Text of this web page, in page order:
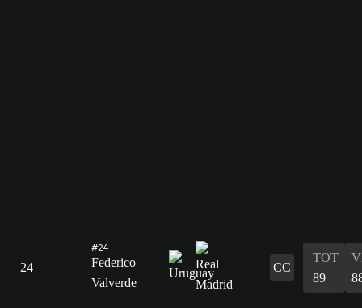
24
#24
Federico
Valverde
CC
TOT
89